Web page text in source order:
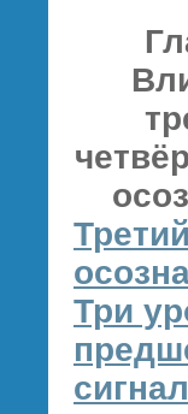
Три